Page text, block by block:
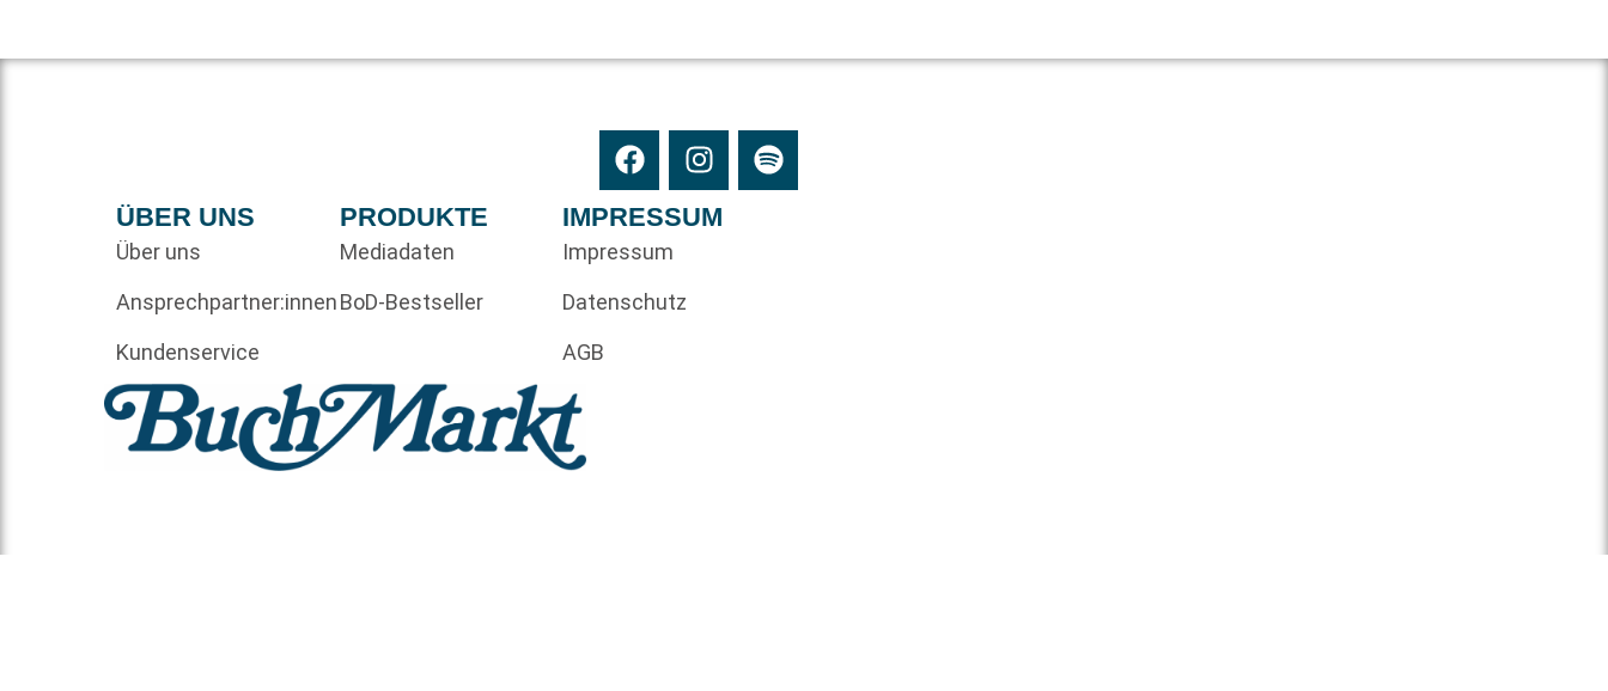
ÜBER UNS
Über uns
Ansprechpartner:innen
Kundenservice
PRODUKTE
Mediadaten
BoD-Bestseller
IMPRESSUM
Impressum
Datenschutz
AGB